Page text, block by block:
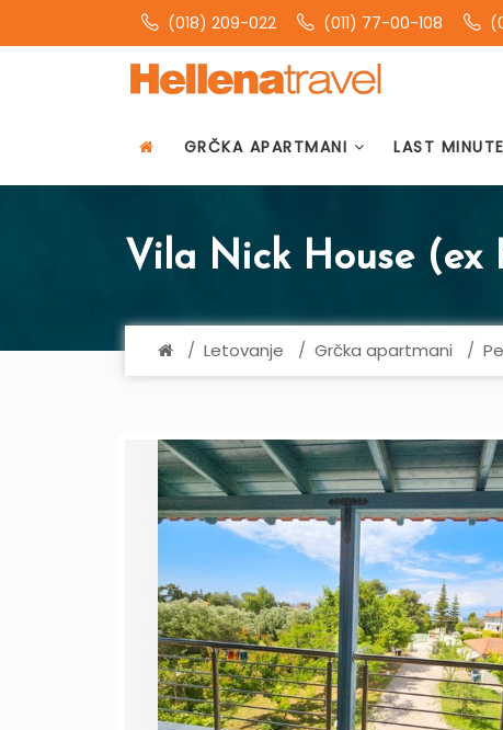
(018) 209-022 (011) 77-00-108
GRČKA APARTMANI LAST
Vila Nick House
Letovanje Grčka apartmani